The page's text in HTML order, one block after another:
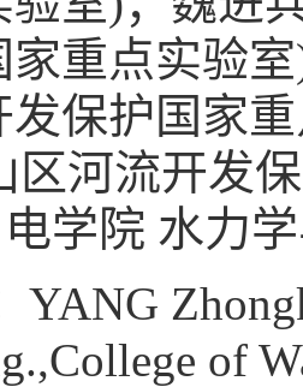
家重点实验
发保护国家
区河流开发
电学院 水力
YANG
of